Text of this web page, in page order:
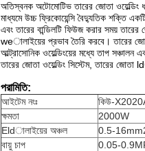
অতিস্বনক অটোমোটিভ তারের জোতা
মাধ্যমে উচ্চ ফ্রিকোয়েন্সি বৈদ্যুতিক শক্তি
এবং তারের বান্ডিলটি ফিউজ করার সময় তারের
weালাইয়ের প্রভাব তৈরি করবে। তারের
আল্ট্রাসোনিক ওয়েল্ডিংয়ের মধ্যে তাপ
তারের জোতা ওয়েল্ডিং সিস্টেম, তারের জোতা
পরামিতি:
আইটেম নংঃ কিউ-
ক্ষমতা
2000W
Eldালাইয়ের অঞ্চল
0.5-
বায়ু চাপ
0.05-